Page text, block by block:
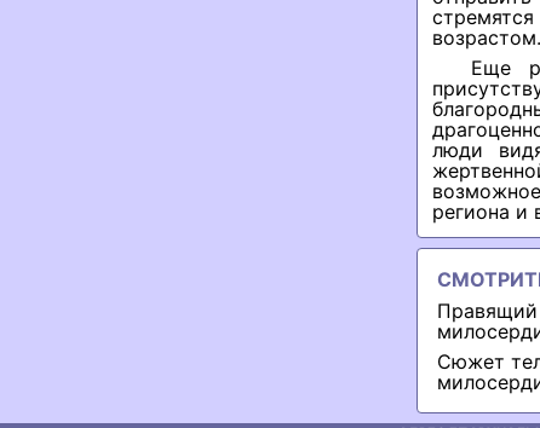
возрастом.
Еще
люди
региона и
Правящий
Сюжет